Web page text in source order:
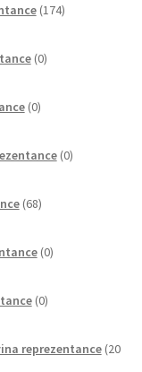
174izdelkov
0izdelkov
0izdelkov
0izdelkov
68izdelkov
0izdelkov
0izdelkov
reprezentance 20